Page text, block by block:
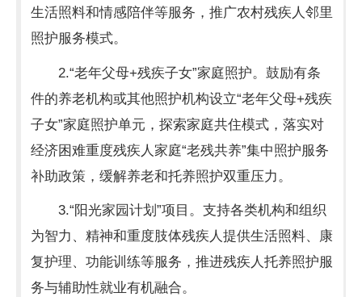
生活照料和情感陪伴等服务，推广农村残疾人邻里
照护服务模式。
2.“老年父母+残疾子女”家庭照护。鼓励有条
件的养老机构或其他照护机构设立“老年父母+残疾
子女”家庭照护单元，探索家庭共住模式，落实对
经济困难重度残疾人家庭“老残共养”集中照护服务
补助政策，缓解养老和托养照护双重压力。
3.“阳光家园计划”项目。支持各类机构和组织
为智力、精神和重度肢体残疾人提供生活照料、康
复护理、功能训练等服务，推进残疾人托养照护服
务与辅助性就业有机融合。